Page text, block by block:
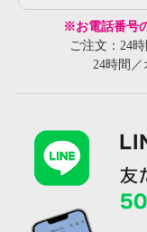
※お電話番号
ご注文：24
24時間／